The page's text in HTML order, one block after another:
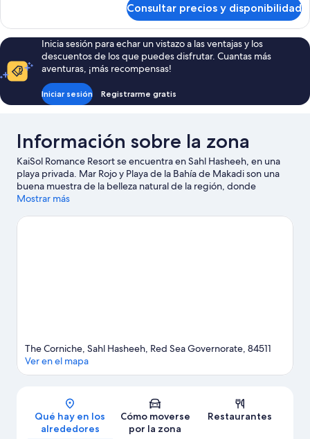
Consultar precios y disponibilidad
Inicia sesión para echar un vistazo a las ventajas y los
descuentos de los que puedes disfrutar. Cuantas más
aventuras, ¡más recompensas!
Iniciar sesión Registrarme gratis
Información sobre la zona
KaiSol Romance Resort se encuentra en Sahl Hasheeh, en una
playa privada. Mar Rojo y Playa de la Bahía de Makadi son una
buena muestra de la belleza natural de la región, donde
también puedes acercarte a atractivos turísticos como Parque
Centro de Deportes Acuáticos Big Dayz y Parque Acuático
Mostrar más
Mapa
The Corniche, Sahl Hasheeh, Red Sea Governorate, 84511
Ver en el mapa
Qué hay en los
alrededores
Cómo moverse
por la zona
Restaurantes